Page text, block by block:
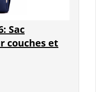
Sac
couches et